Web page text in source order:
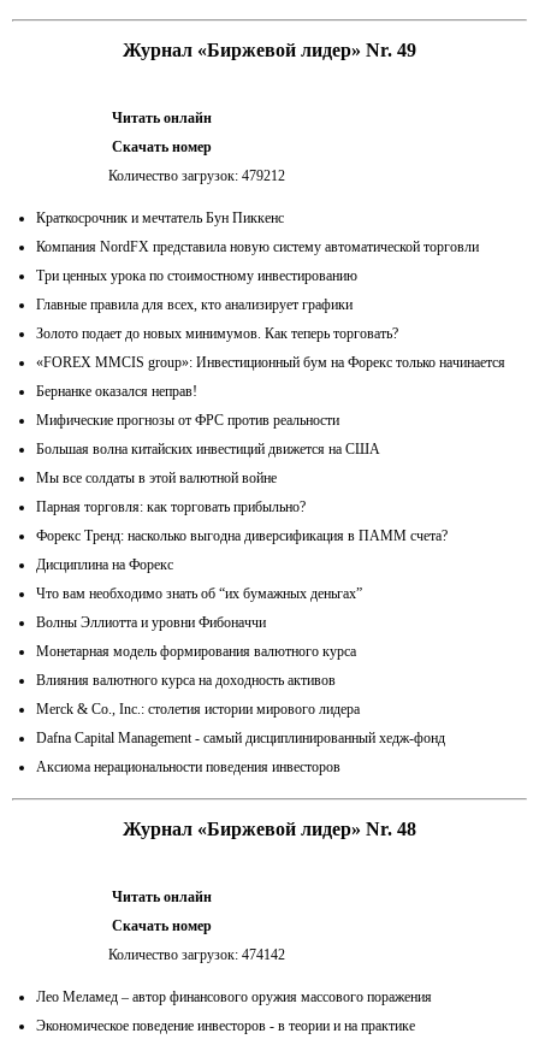
Журнал «Биржевой лидер» Nr. 49
Читать онлайн
Скачать номер
Количество загрузок: 479212
Краткосрочник и мечтатель Бун Пиккенс
Компания NordFX представила новую систему автоматической торговли
Три ценных урока по стоимостному инвестированию
Главные правила для всех, кто анализирует графики
Золото подает до новых минимумов. Как теперь торговать?
«FOREX MMCIS group»: Инвестиционный бум на Форекс только начинается
Бернанке оказался неправ!
Мифические прогнозы от ФРС против реальности
Большая волна китайских инвестиций движется на США
Мы все солдаты в этой валютной войне
Парная торговля: как торговать прибыльно?
Форекс Тренд: насколько выгодна диверсификация в ПАММ счета?
Дисциплина на Форекс
Что вам необходимо знать об “их бумажных деньгах”
Волны Эллиотта и уровни Фибоначчи
Монетарная модель формирования валютного курса
Влияния валютного курса на доходность активов
Merck & Co., Inc.: столетия истории мирового лидера
Dafna Capital Management - самый дисциплинированный хедж-фонд
Аксиома нерациональности поведения инвесторов
Журнал «Биржевой лидер» Nr. 48
Читать онлайн
Скачать номер
Количество загрузок: 474142
Лео Меламед – автор финансового оружия массового поражения
Экономическое поведение инвесторов - в теории и на практике